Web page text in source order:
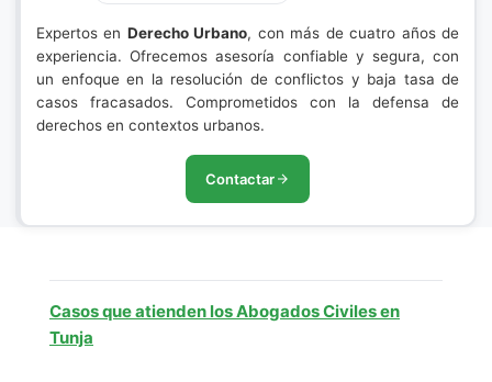
Expertos en Derecho Urbano, con más de cuatro años de
experiencia. Ofrecemos asesoría confiable y segura, con
un enfoque en la resolución de conflictos y baja tasa de
casos fracasados. Comprometidos con la defensa de
derechos en contextos urbanos.
Contactar
Casos que atienden los Abogados Civiles en
Tunja